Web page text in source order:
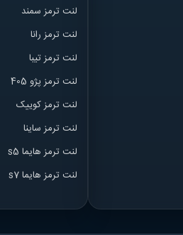
لنت ترمز سمند
لنت ترمز رانا
لنت ترمز تیبا
لنت ترمز پژو 405
لنت ترمز کوییک
لنت ترمز ساینا
لنت ترمز هایما s5
لنت ترمز هایما s7